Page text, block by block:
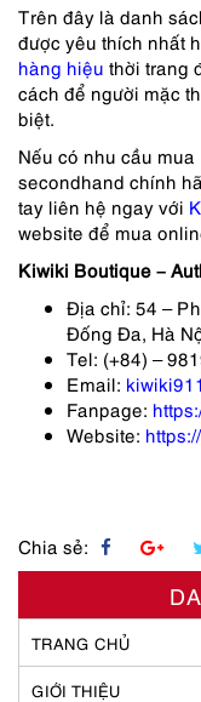
Trên đây là danh
được yêu thích nhất
hàng hiệu thời trang
cách để người mặc
biệt.
Nếu có nhu cầu
secondhand chính
tay liên hệ ngay với
website để mua
Kiwiki Boutique –
Địa chỉ: 54 –
Đống Đa, Hà
Tel: (+84) –
Email:
Fanpage:
Website:
Chia sẻ:
TRANG CHỦ
GIỚI THIỆU